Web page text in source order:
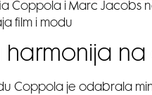
Coppola i Marc Jacobs
film i modu
na
Coppola je odabrala